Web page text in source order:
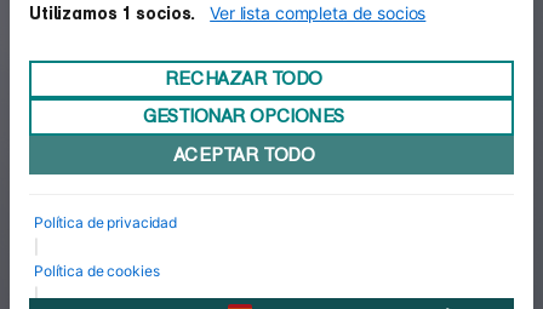
Utilizamos 1 socios. Ver lista completa de socios
RECHAZAR TODO
GESTIONAR OPCIONES
ACEPTAR TODO
Política de privacidad
Política de cookies
|